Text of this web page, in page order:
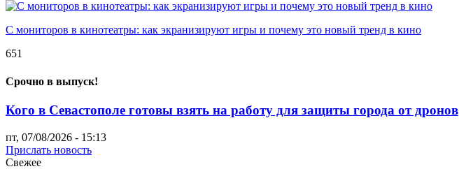
С мониторов в кинотеатры: как экранизируют игры и почему это новый тренд в кино
651
Срочно в выпуск!
Кого в Севастополе готовы взять на работу для защиты города от дронов
пт, 07/08/2026 - 15:13
Прислать новость
Свежее